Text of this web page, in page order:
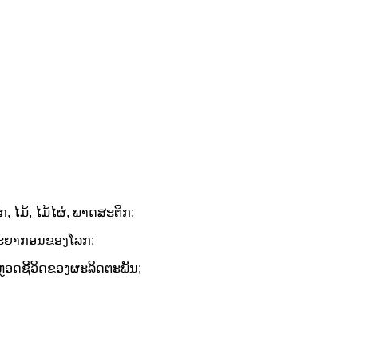
ໄມ້​, ໄມ້​ໄຜ່​, ພາດ​ສະ​ຕິກ​;
າກອນຂອງໂລກ;
ອດຊີວິດຂອງຜະລິດຕະພັນ;